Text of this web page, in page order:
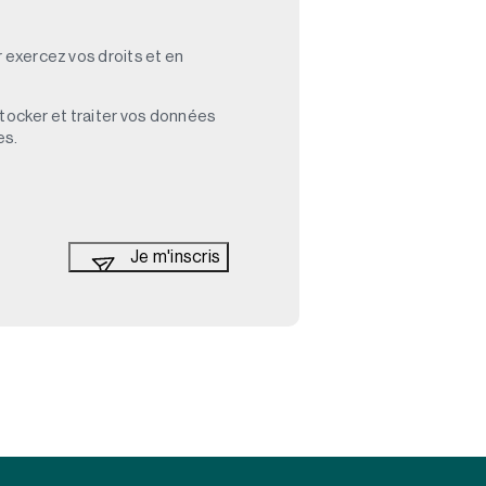
exercez vos droits et en
et traiter vos données